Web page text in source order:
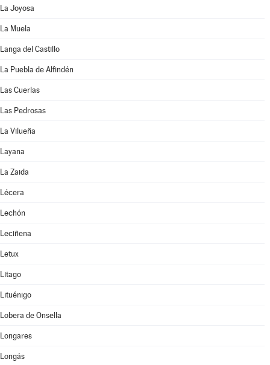
La Joyosa
La Muela
Langa del Castillo
La Puebla de Alfindén
Las Cuerlas
Las Pedrosas
La Vilueña
Layana
La Zaida
Lécera
Lechón
Leciñena
Letux
Litago
Lituénigo
Lobera de Onsella
Longares
Longás